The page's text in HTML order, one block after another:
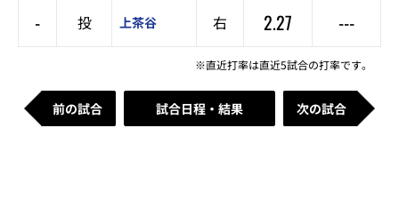
-
投 上茶谷 右 2.27 ---
※直近打率は直近5試合の打率です。
前の試合 試合日程・結果 次の試合